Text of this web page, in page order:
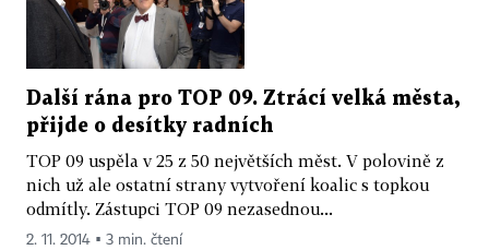
Další rána pro TOP 09. Ztrácí velká města,
přijde o desítky radních
TOP 09 uspěla v 25 z 50 největších měst. V polovině z
nich už ale ostatní strany vytvoření koalic s topkou
odmítly. Zástupci TOP 09 nezasednou...
2. 11. 2014 ▪ 3 min. čtení